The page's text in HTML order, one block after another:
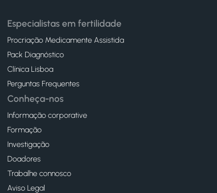
Especialistas em fertilidade
Procriação Medicamente Assistida
Pack Diagnóstico
Clínica Lisboa
Perguntas Frequentes
Conheça-nos
Informação corporative
Formação
Investigação
Doadores
Trabalhe connosco
Aviso Legal